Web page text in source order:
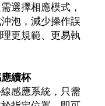
選擇相應模式，
泡，減少操作誤
更規範、更易執
續杯
感應系統，只需